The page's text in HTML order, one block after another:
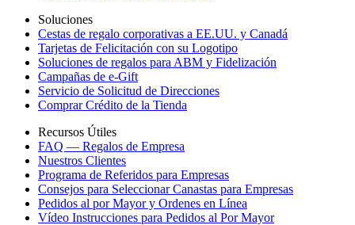
Soluciones
Cestas de regalo corporativas a EE.UU. y Canadá
Tarjetas de Felicitación con su Logotipo
Soluciones de regalos para ABM y Fidelización
Campañas de e-Gift
Servicio de Solicitud de Direcciones
Comprar Crédito de la Tienda
Recursos Útiles
FAQ — Regalos de Empresa
Nuestros Clientes
Programa de Referidos para Empresas
Consejos para Seleccionar Canastas para Empresas
Pedidos al por Mayor y Ordenes en Línea
Vídeo Instrucciones para Pedidos al Por Mayor